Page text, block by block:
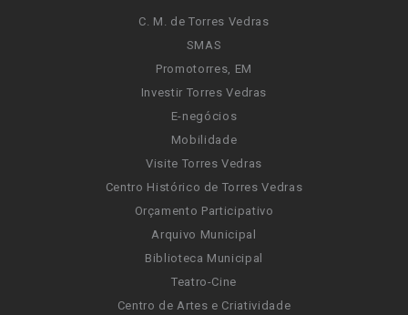
C. M. de Torres Vedras
SMAS
Promotorres, EM
Investir Torres Vedras
E-negócios
Mobilidade
Visite Torres Vedras
Centro Histórico de Torres Vedras
Orçamento Participativo
Arquivo Municipal
Biblioteca Municipal
Teatro-Cine
Centro de Artes e Criatividade